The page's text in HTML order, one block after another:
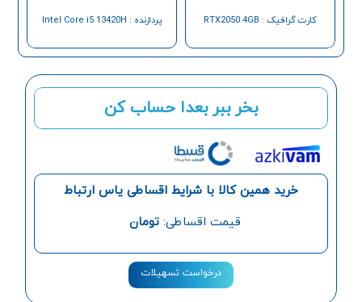
بخر ببر بعدا حساب کن
خرید همین کالا با شرایط اقساطی یاس ارتباط
قیمت اقساطی: تومان
درخواست تسهیلات
کارت گرافیک : RTX2050 4GB پردازنده : Intel Core i5 13420H